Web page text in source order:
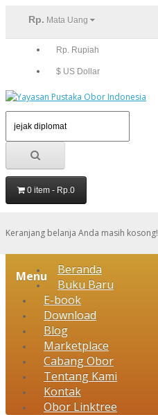
Rp. Mata Uang
Rp. Rupiah
$ US Dollar
0 item - Rp.0
Keranjang belanja Anda masih kosong!
Menu
Beranda
Buku Baru
E-book
Download
Blog
Marketplace
Cabang Obor
Tentang Kami
Kontak
Obor Linktree